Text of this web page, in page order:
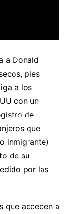
a Donald
pies
a los
con un
de
que
inmigrante)
de su
por las
que acceden a